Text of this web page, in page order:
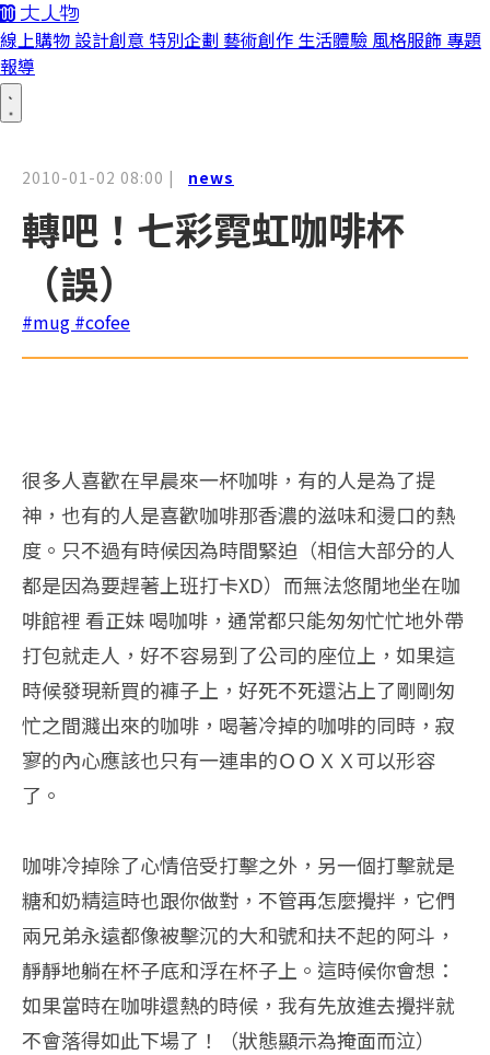
線上購物 設計創意 特別企劃 藝術創作 生活體驗 風格服飾 專題
報導
2010-01-02 08:00 | news
轉吧！七彩霓虹咖啡杯
（誤）
#mug #cofee
很多人喜歡在早晨來一杯咖啡，有的人是為了提
神，也有的人是喜歡咖啡那香濃的滋味和燙口的熱
度。只不過有時候因為時間緊迫（相信大部分的人
都是因為要趕著上班打卡XD）而無法悠閒地坐在咖
啡館裡 看正妹 喝咖啡，通常都只能匆匆忙忙地外帶
打包就走人，好不容易到了公司的座位上，如果這
時候發現新買的褲子上，好死不死還沾上了剛剛匆
忙之間濺出來的咖啡，喝著冷掉的咖啡的同時，寂
寥的內心應該也只有一連串的ＯＯＸＸ可以形容
了。
咖啡冷掉除了心情倍受打擊之外，另一個打擊就是
糖和奶精這時也跟你做對，不管再怎麼攪拌，它們
兩兄弟永遠都像被擊沉的大和號和扶不起的阿斗，
靜靜地躺在杯子底和浮在杯子上。這時候你會想：
如果當時在咖啡還熱的時候，我有先放進去攪拌就
不會落得如此下場了！（狀態顯示為掩面而泣）